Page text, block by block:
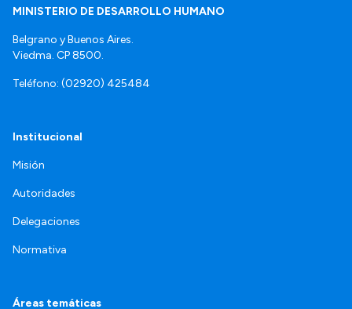
MINISTERIO DE DESARROLLO HUMANO
Belgrano y Buenos Aires.
Viedma. CP 8500.
Teléfono: (02920) 425484
Institucional
Misión
Autoridades
Delegaciones
Normativa
Áreas temáticas